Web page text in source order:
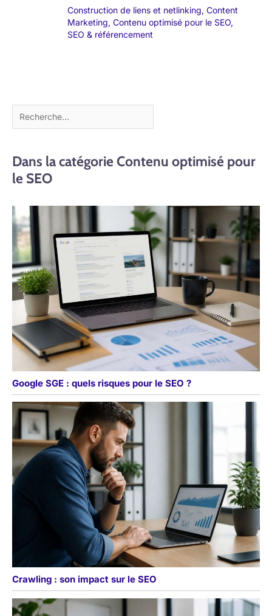
Construction de liens et netlinking, Content
Marketing, Contenu optimisé pour le SEO,
SEO & référencement
Dans la catégorie Contenu optimisé pour
le SEO
Google SGE : quels risques pour le SEO ?
Crawling : son impact sur le SEO